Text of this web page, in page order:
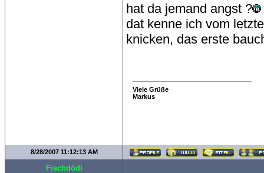
hat da jemand angst ?
dat kenne ich vom
knicken, das erste
Viele Grüße
Markus
8/28/2007 11:12:13 AM
Fischdödl